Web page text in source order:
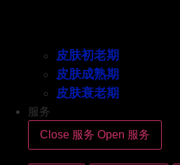
皮肤初老期
皮肤成熟期
皮肤衰老期
服务
Close 服务 Open 服务